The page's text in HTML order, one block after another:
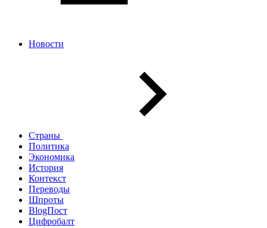
Новости
Страны
Политика
Экономика
История
Контекст
Переводы
Шпроты
BlogПост
Цифробалт